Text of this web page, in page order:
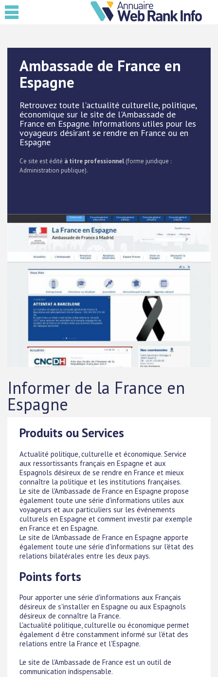
Ambassade de France en
Espagne
Retrouvez toute l'actualité culturelle, politique,
économique sur le site de l'Ambassade de
France en Espagne. Informations utiles pour les
voyageurs désirant se rendre en France ou en
Espagne
Ce site est édité à titre professionnel (forme juridique :
Administration publique).
Informer de la France en
Espagne
Produits ou Services
Actualité politique, culturelle et économique. Service
aux ressortissants français en Espagne et aux
Espagnols désireux de se rendre en France et mieux
connaître la politique et les institutions françaises.
Le site de l'Ambassade de France en Espagne propose
également toute une série d'informations utiles aux
voyageurs et aux particuliers sur les événements
culturels en Espagne et comment investir par exemple
en France et en Espagne.
Le site de l'Ambassade de France en Espagne apporte
également toute une série d'informations sur l'état des
relations bilatérales entre les deux pays.
Points forts
Pour apporter une série d'informations aux Français
désireux de s'installer en Espagne ou aux Espagnols
désireux de connaître la France.
L'actualité politique, culturelle ou économique permet
également d être constamment informé sur l'état des
relations entre la France et l'Espagne.
Le site de l'Ambassade de France est un outil de
communication indispensable.